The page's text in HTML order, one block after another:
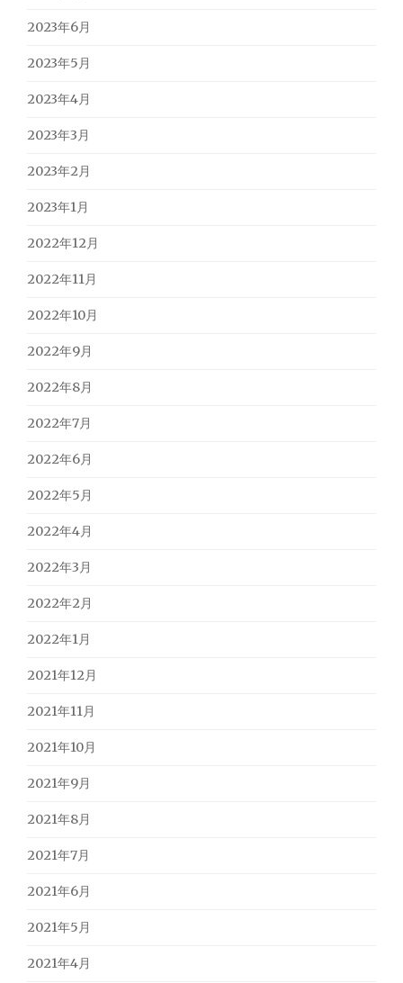
2023年6月
2023年5月
2023年4月
2023年3月
2023年2月
2023年1月
2022年12月
2022年11月
2022年10月
2022年9月
2022年8月
2022年7月
2022年6月
2022年5月
2022年4月
2022年3月
2022年2月
2022年1月
2021年12月
2021年11月
2021年10月
2021年9月
2021年8月
2021年7月
2021年6月
2021年5月
2021年4月